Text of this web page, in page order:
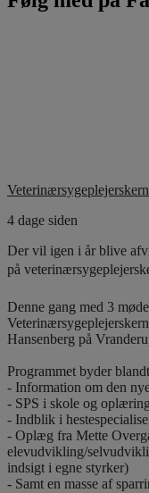
4 dage siden
Der vil igen i år blive
på
Denne gang med 3
Hansenberg på
Programmet byder
- Information om den
- SPS i skole og
- Indblik i
- Oplæg fra Mette
elevudvikling/
indsigt i egne styrker)
- Samt en masse af